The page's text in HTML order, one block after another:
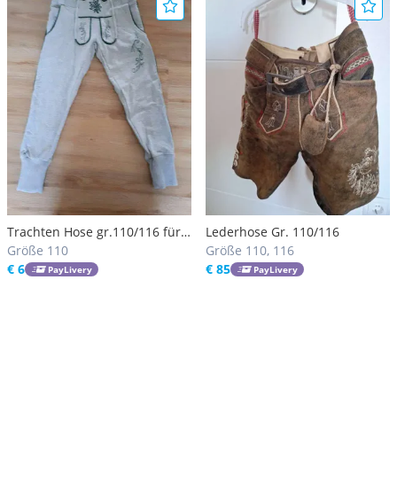
Trachten Hose gr.110/116 für
jungs Jogging
Größe 110
€ 6
PayLivery
Lederhose Gr. 110/116
Größe 110, 116
€ 85
PayLivery